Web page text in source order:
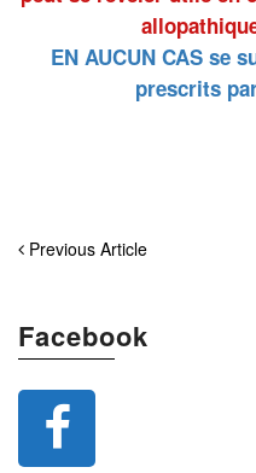
EN AUCUN CAS se
prescrits
Previous Article
Facebook